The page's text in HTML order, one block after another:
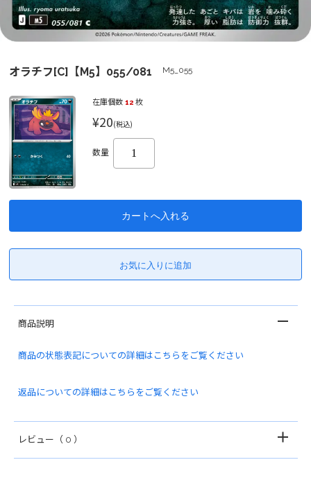
オラチフ[C]【M5】055/081 M5_055
在庫個数 12 枚
¥20(税込)
数量
商品説明
商品の状態表記についての詳細はこちらをご覧ください
返品についての詳細はこちらをご覧ください
レビュー （ 0 ）